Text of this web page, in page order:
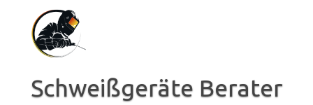
Inhalt
springen
Schweißgeräte Berater